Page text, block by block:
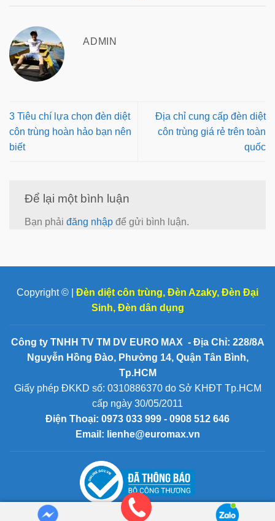
ADMIN
3 Tiêu chí lựa chọn đèn diệt
côn trùng hoàn hảo bạn nên
biết
Địa chỉ cung cấp đèn diệt
côn trùng giá rẻ trên toàn
quốc
Để lại một bình luận
Bạn phải đăng nhập để gửi bình luận.
Copyright © | Đèn diệt côn trùng, Đèn Azaky, Đèn Đại
Sinh, Đèn dân dụng
Công ty TNHH TV TM DV EURO MAX - Địa Chỉ: 228/8A
Nguyễn Hồng Đào, Phường 14, Quận Tân Bình,
Tp.HCM
Giấy phép ĐKKD số: 0310886370 do Sở KHĐT Tp.HCM
cấp ngày 30/05/2011
Điện Thoại: 0973 033 999 - 0908 512 646
Email: lienhe@euromax.vn